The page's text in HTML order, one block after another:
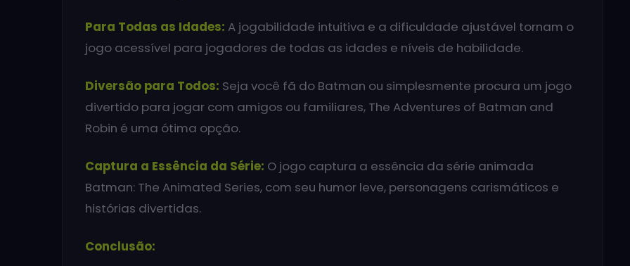
Para Todas as Idades: A jogabilidade intuitiva e a dificuldade ajustável tornam o
jogo acessível para jogadores de todas as idades e níveis de habilidade.
Diversão para Todos: Seja você fã do Batman ou simplesmente procura um jogo
divertido para jogar com amigos ou familiares, The Adventures of Batman and
Robin é uma ótima opção.
Captura a Essência da Série: O jogo captura a essência da série animada
Batman: The Animated Series, com seu humor leve, personagens carismáticos e
histórias divertidas.
Conclusão: